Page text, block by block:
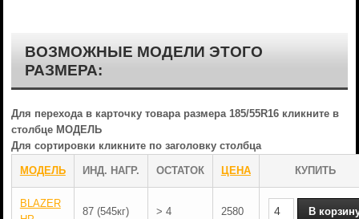
ВОЗМОЖНЫЕ МОДЕЛИ ЭТОГО
РАЗМЕРА:
Для перехода в карточку товара размера 185/55R16 кликните в
столбце МОДЕЛЬ
Для сортировки кликните по заголовку столбца
МОДЕЛЬ ИНД. НАГР. ОСТАТОК ЦЕНА КУПИТЬ
BLAZER
87 (545кг) > 4 2580